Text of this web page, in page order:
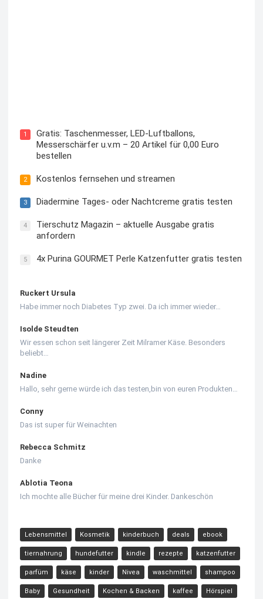
1
Gratis: Taschenmesser, LED-Luftballons,
Messerschärfer u.v.m – 20 Artikel für 0,00 Euro
bestellen
2 Kostenlos fernsehen und streamen
3 Diadermine Tages- oder Nachtcreme gratis testen
4
Tierschutz Magazin – aktuelle Ausgabe gratis
anfordern
5 4x Purina GOURMET Perle Katzenfutter gratis testen
Ruckert Ursula
Habe immer noch Diabetes Typ zwei. Da ich immer wieder…
Isolde Steudten
Wir essen schon seit längerer Zeit Milramer Käse. Besonders
beliebt…
Nadine
Hallo, sehr gerne würde ich das testen,bin von euren Produkten…
Conny
Das ist super für Weinachten
Rebecca Schmitz
Danke
Ablotia Teona
Ich mochte alle Bücher für meine drei Kinder. Dankeschön
Lebensmittel Kosmetik kinderbuch deals ebook
tiernahrung hundefutter kindle rezepte katzenfutter
parfüm käse kinder Nivea waschmittel shampoo
Baby Gesundheit Kochen & Backen kaffee Hörspiel